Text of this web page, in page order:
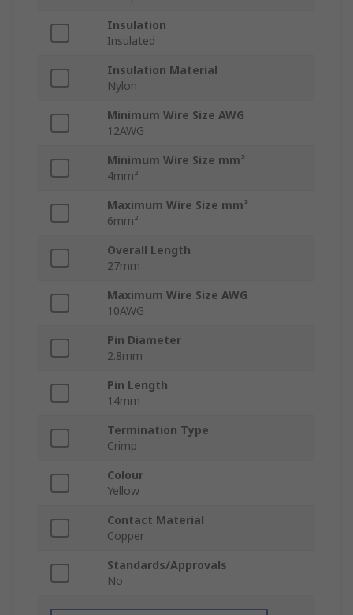
Insulation
Insulated
Insulation Material
Nylon
Minimum Wire Size AWG
12AWG
Minimum Wire Size mm²
4mm²
Maximum Wire Size mm²
6mm²
Overall Length
27mm
Maximum Wire Size AWG
10AWG
Pin Diameter
2.8mm
Pin Length
14mm
Termination Type
Crimp
Colour
Yellow
Contact Material
Copper
Standards/Approvals
No